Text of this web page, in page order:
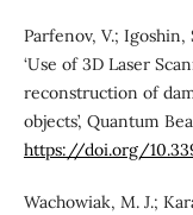
Parfenov, V.; Igoshin,
‘Use of 3D Laser
reconstruction of
objects’, Quantum
https://doi.org/
Wachowiak, M. J.;